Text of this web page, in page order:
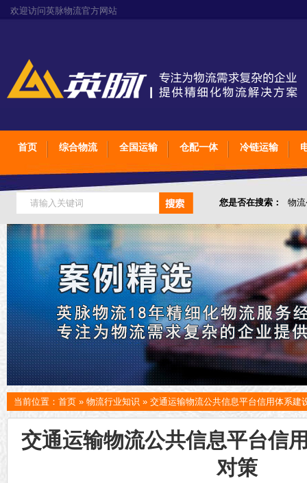
欢迎访问英脉物流官方网站
首页 综合物流 全国运输 仓配一体 冷链运输
您是否在搜索： 物
仓储综合专业定制物
当前位置： 首页 » 物流行业知识 » 交通运输物流公共信息平台信用体系建
交通运输物流公共信息平台信
对策